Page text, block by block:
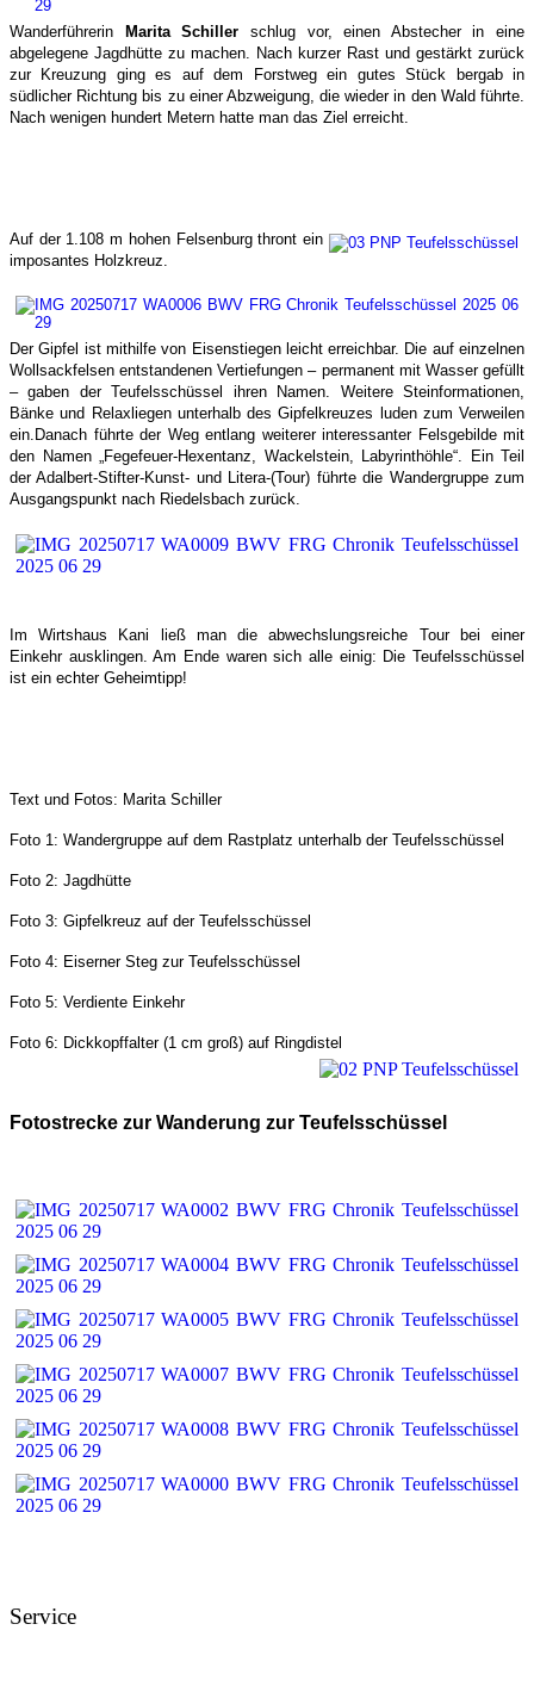
Wanderführerin Marita Schiller schlug vor, einen Abstecher in eine
abgelegene Jagdhütte zu machen. Nach kurzer Rast und gestärkt zurück
zur Kreuzung ging es auf dem Forstweg ein gutes Stück bergab in
südlicher Richtung bis zu einer Abzweigung, die wieder in den Wald führte.
Nach wenigen hundert Metern hatte man das Ziel erreicht.
Auf der 1.108 m hohen Felsenburg thront ein
imposantes Holzkreuz.
Der Gipfel ist mithilfe von Eisenstiegen leicht erreichbar. Die auf einzelnen
Wollsackfelsen entstandenen Vertiefungen – permanent mit Wasser gefüllt
– gaben der Teufelsschüssel ihren Namen. Weitere Steinformationen,
Bänke und Relaxliegen unterhalb des Gipfelkreuzes luden zum Verweilen
ein.Danach führte der Weg entlang weiterer interessanter Felsgebilde mit
den Namen „Fegefeuer-Hexentanz, Wackelstein, Labyrinthöhle“. Ein Teil
der Adalbert-Stifter-Kunst- und Litera-(Tour) führte die Wandergruppe zum
Ausgangspunkt nach Riedelsbach zurück.
Im Wirtshaus Kani ließ man die abwechslungsreiche Tour bei einer
Einkehr ausklingen. Am Ende waren sich alle einig: Die Teufelsschüssel
ist ein echter Geheimtipp!
Text und Fotos: Marita Schiller
Foto 1: Wandergruppe auf dem Rastplatz unterhalb der Teufelsschüssel
Foto 2: Jagdhütte
Foto 3: Gipfelkreuz auf der Teufelsschüssel
Foto 4: Eiserner Steg zur Teufelsschüssel
Foto 5: Verdiente Einkehr
Foto 6: Dickkopffalter (1 cm groß) auf Ringdistel
Fotostrecke zur Wanderung zur Teufelsschüssel
Service